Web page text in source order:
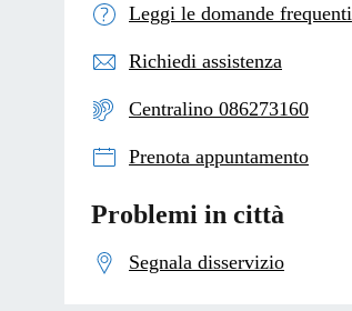
Leggi le domande frequenti
Richiedi assistenza
Centralino 086273160
Prenota appuntamento
Problemi in città
Segnala disservizio